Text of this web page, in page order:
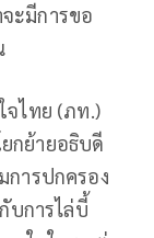
ะมีการขอ
จไทย (ภท.)
กย้ายอธิบดี
การปกครอง
บการไล่บี้